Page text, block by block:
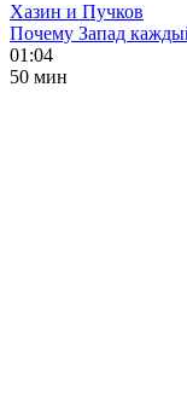
Хазин и Пучков
Почему Запад
01:04
50 мин